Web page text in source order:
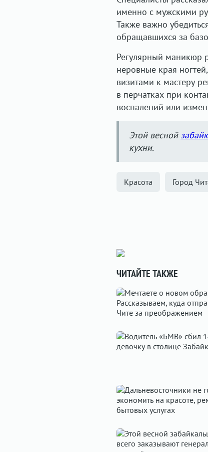
именно с мужскими
Также важно
обращавшихся за
Регулярный маникюр
неровные края
визитами к мастеру
в перчатках при
воспалений или
Этой весной
кухни.
Красота Город
ЧИТАЙТЕ ТАКЖЕ